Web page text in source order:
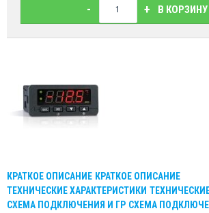
- + В КОРЗИНУ
КРАТКОЕ ОПИСАНИЕ КРАТКОЕ ОПИСАНИЕ
ТЕХНИЧЕСКИЕ ХАРАКТЕРИСТИКИ
СХЕМА ПОДКЛЮЧЕНИЯ И ГР СХЕМА